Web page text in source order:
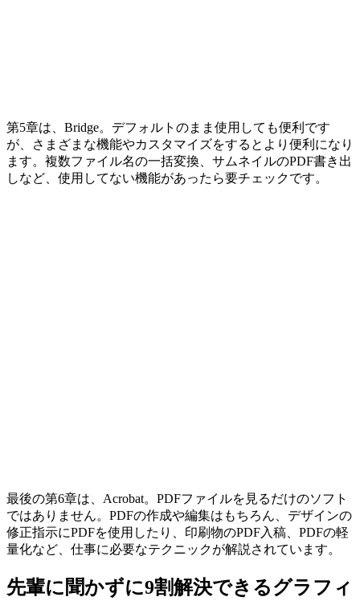
第5章は、Bridge。デフォルトのまま使用しても便利です
が、さまざまな機能やカスタマイズをするとより便利になり
ます。複数ファイル名の一括変換、サムネイルのPDF書き出
しなど、使用してない機能があったら要チェックです。
最後の第6章は、Acrobat。PDFファイルを見るだけのソフト
ではありません。PDFの作成や編集はもちろん、デザインの
修正指示にPDFを使用したり、印刷物のPDF入稿、PDFの軽
量化など、仕事に必要なテクニックが解説されています。
先輩に聞かずに9割解決できるグラフィ